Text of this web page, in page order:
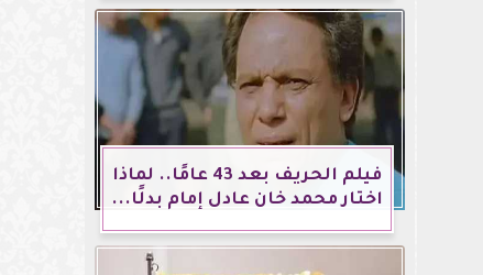
فيلم الحريف بعد 43 عامًا.. لماذا
اختار محمد خان عادل إمام بدلًا...